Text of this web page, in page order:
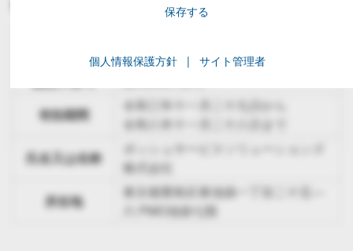
有効期間
令和三年十一月二十九日から
令和八年十一月二十八日まで
氏名又は名称
ボッシュサービスソリューションズ
株式会社
所在地
東京都豊島区東池袋一丁目二十五―
六 PMO池袋七階
保存する
個人情報保護方針 サイト管理者